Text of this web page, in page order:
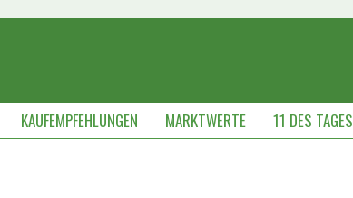
KAUFEMPFEHLUNGEN MARKTWERTE 11 DES TAGES